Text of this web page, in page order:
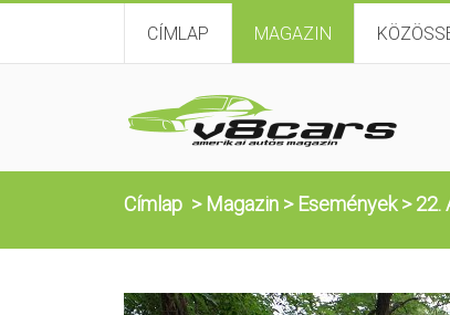
CÍMLAP MAGAZIN
Címlap > Magazin > Események>22.